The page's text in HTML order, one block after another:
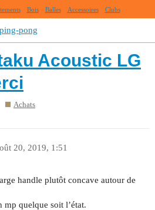
Bois Balles Accessoires Clubs
pong
Acoustic LG
Achats
20, 2019, 1:51
handle plutôt concave autour de
mp quelque soit l’état.